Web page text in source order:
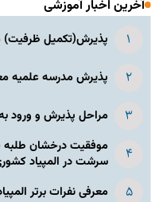
آخرین اخبار آموزشی
پذیرش(تکمیل
پذیرش مدرسه علمیه
مراحل پذیرش و ورود
موفقیت درخشان
سرشت در المپياد
معرفی نفرات برتر